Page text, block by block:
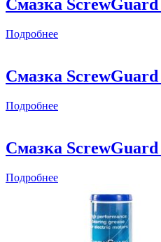
Смазка
Подробнее
Смазка
Подробнее
Смазка
Подробнее